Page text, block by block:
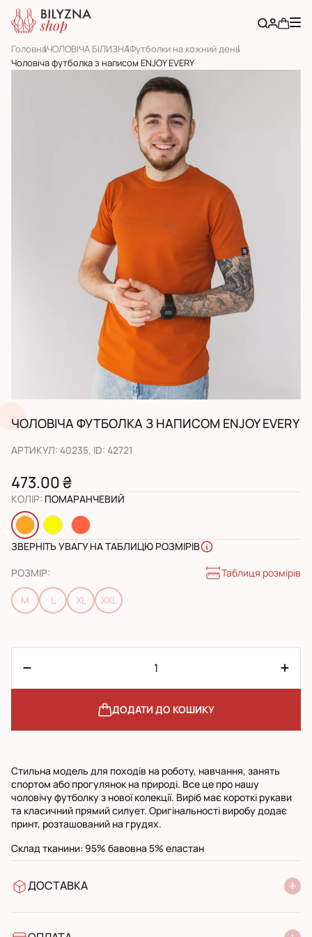
ГоловнаЧОЛОВІЧА БІЛИЗНАФутболки на кожний день
Чоловіча футболка з написом ENJOY EVERY
ЧОЛОВІЧА ФУТБОЛКА З НАПИСОМ ENJOY EVERY
АРТИКУЛ: 40235, ID: 42721
473.00 ₴
КОЛІР: ПОМАРАНЧЕВИЙ
ЗВЕРНІТЬ УВАГУ НА ТАБЛИЦЮ РОЗМІРІВ
РОЗМІР: Таблиця розмірів
M L XL XXL
ДОДАТИ ДО КОШИКУ
Стильна модель для походів на роботу, навчання, занять
спортом або прогулянок на природі. Все це про нашу
чоловічу футболку з нової колекції. Виріб має короткі рукави
та класичний прямий силует. Оригінальності виробу додає
принт, розташований на грудях.
Склад тканини: 95% бавовна 5% еластан
ДОСТАВКА
УкрПошта стандарт